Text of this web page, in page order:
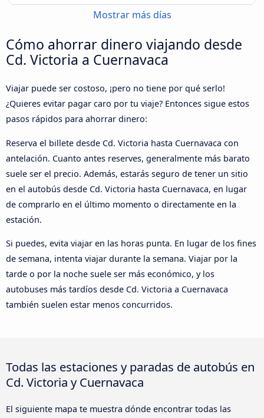
Mostrar más días
Cómo ahorrar dinero viajando desde
Cd. Victoria a Cuernavaca
Viajar puede ser costoso, ¡pero no tiene por qué serlo!
¿Quieres evitar pagar caro por tu viaje? Entonces sigue estos
pasos rápidos para ahorrar dinero:
Reserva el billete desde Cd. Victoria hasta Cuernavaca con
antelación. Cuanto antes reserves, generalmente más barato
suele ser el precio. Además, estarás seguro de tener un sitio
en el autobús desde Cd. Victoria hasta Cuernavaca, en lugar
de comprarlo en el último momento o directamente en la
estación.
Si puedes, evita viajar en las horas punta. En lugar de los fines
de semana, intenta viajar durante la semana. Viajar por la
tarde o por la noche suele ser más económico, y los
autobuses más tardíos desde Cd. Victoria a Cuernavaca
también suelen estar menos concurridos.
Todas las estaciones y paradas de autobús en
Cd. Victoria y Cuernavaca
El siguiente mapa te muestra dónde encontrar todas las